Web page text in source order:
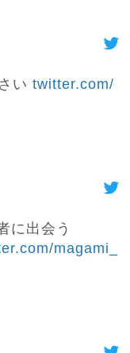
い twitter.com/
に出会う
magami_